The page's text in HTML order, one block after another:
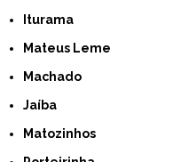
Iturama
Mateus Leme
Machado
Jaíba
Matozinhos